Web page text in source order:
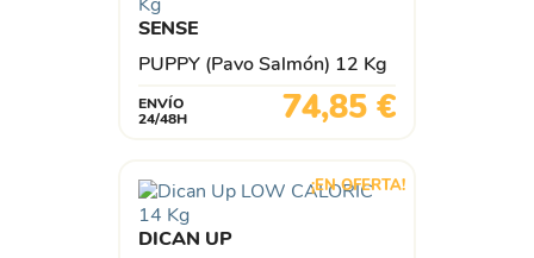
SENSE
PUPPY (pavo Salmón) 12 Kg
ENVÍO
24/48H
Precio
74,85 €
DICAN UP
¡EN OFERTA!